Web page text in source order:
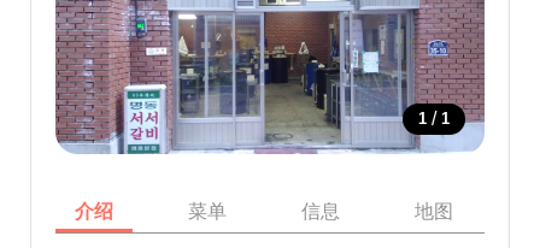
1 / 1
介绍 菜单 信息 地图